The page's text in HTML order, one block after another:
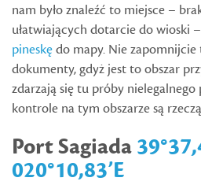
nam było znaleźć to miejsce –
ułatwiających dotarcie do wioski
pineskędo mapy. Nie
dokumenty, gdyż jest to obszar
zdarzają się tu próby nielegalnego
kontrole na tym obszarze są
Port Sagiada
020°10,83’E